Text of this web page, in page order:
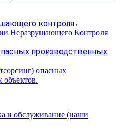
контроля
Неразрушающего Контроля
производственных
опасных
объектов.
и обслуживание (наши